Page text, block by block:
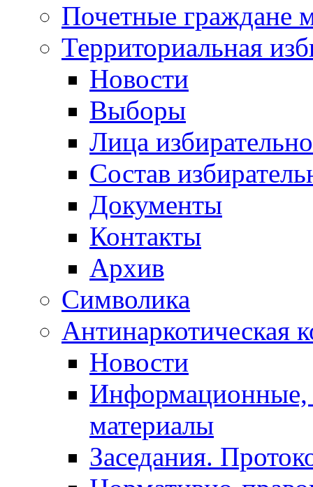
Почетные граждане
Территориальная
Новости
Выборы
Лица
Состав
Документы
Контакты
Архив
Символика
Антинаркотическая
Новости
Информационные,
материалы
Заседания.